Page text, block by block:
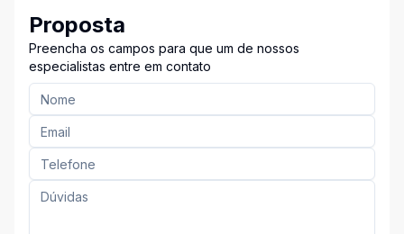
Proposta
Preencha os campos para que um de nossos
especialistas entre em contato